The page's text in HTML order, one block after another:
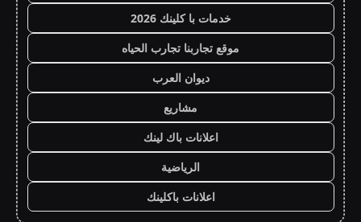
خدمات با كلينك 2026
موقع تجاربنا تجارب الحياه
ديوان العرب
مشاريع
اعلانات باك لينك
الرياضية
اعلانات باكلينك